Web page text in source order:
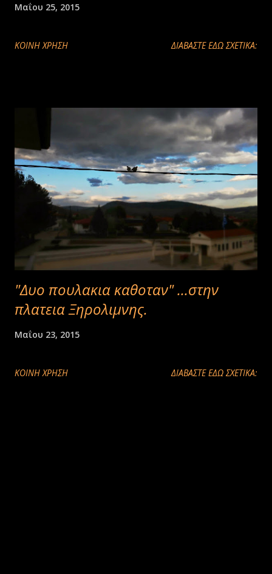
Μαΐου 25, 2015
ΚΟΙΝΉ ΧΡΉΣΗ ΔΙΑΒΑΣΤΕ ΕΔΩ ΣΧΕΤΙΚΑ:
"Δυο πουλακια καθοταν" ...στην
πλατεια Ξηρολιμνης.
Μαΐου 23, 2015
ΚΟΙΝΉ ΧΡΉΣΗ ΔΙΑΒΑΣΤΕ ΕΔΩ ΣΧΕΤΙΚΑ: